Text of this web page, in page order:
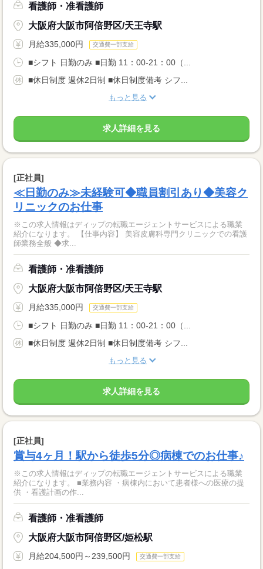
看護師・准看護師
大阪府大阪市阿倍野区/天王寺駅
月給335,000円 交通費一部支給
■シフト 日勤のみ ■日勤 11：00-21：00（...
■休日制度 週休2日制 ■休日制度備考 シフ...
もっと見る
求人詳細を見る
[正社員]
≪日勤のみ≫未経験可◆職員割引あり◆美容ク
リニックのお仕事
※この求人情報はディップの転職エージェントサービスによる職業
紹介になります。 【仕事内容】 美容皮膚科専門クリニックでの看護
師業務全般 ◆求...
看護師・准看護師
大阪府大阪市阿倍野区/天王寺駅
月給335,000円 交通費一部支給
■シフト 日勤のみ ■日勤 11：00-21：00（...
■休日制度 週休2日制 ■休日制度備考 シフ...
もっと見る
求人詳細を見る
[正社員]
賞与4ヶ月！駅から徒歩5分◎病棟でのお仕事♪
※この求人情報はディップの転職エージェントサービスによる職業
紹介になります。 ■業務内容 ・病棟内において患者様への医療の提
供 ・看護計画の作...
看護師・准看護師
大阪府大阪市阿倍野区/姫松駅
月給204,500円～239,500円 交通費一部支給